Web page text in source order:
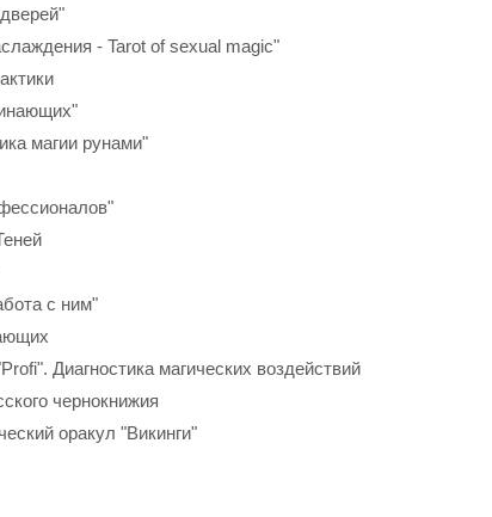
- Tarot of sexual magic"
магии рунами"
с ним"
Диагностика магических воздействий
чернокнижия
оракул "Викинги"